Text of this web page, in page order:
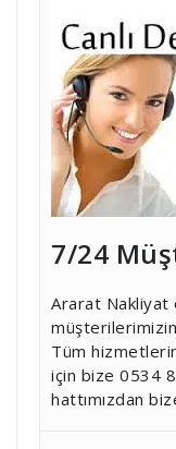
7/24
Ararat Nakliyat
Tüm
için bize 0534
hattımızdan